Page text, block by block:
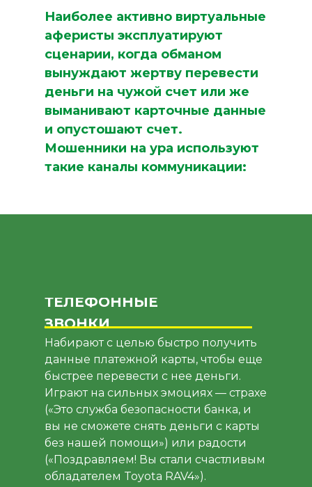
Наиболее активно виртуальные
аферисты эксплуатируют
сценарии, когда обманом
вынуждают жертву перевести
деньги на чужой счет или же
выманивают карточные данные
и опустошают счет.
Мошенники на ура используют
такие каналы коммуникации:
ТЕЛЕФОННЫЕ
ЗВОНКИ
Набирают с целью быстро получить
данные платежной карты, чтобы еще
быстрее перевести с нее деньги.
Играют на сильных эмоциях — страхе
(«Это служба безопасности банка, и
вы не сможете снять деньги с карты
без нашей помощи») или радости
(«Поздравляем! Вы стали счастливым
обладателем Toyota RAV4»).